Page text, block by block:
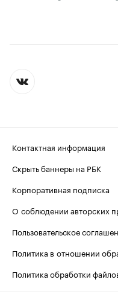
Контактная информация
Скрыть баннеры на РБК
Корпоративная подписка
О соблюдении авторских
Пользовательское
Политика в отношении
Политика обработки